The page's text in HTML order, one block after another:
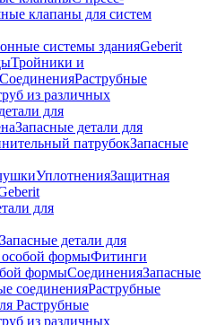
клапаны для систем
системы зданияGeberit
Тройники и
СоединенияРаструбные
из различных
для
Запасные детали для
патрубокЗапасные
УплотненияЗащитная
для
Запасные детали для
особой формыФитинги
формыСоединенияЗапасные
соединенияРаструбные
Раструбные
из различных